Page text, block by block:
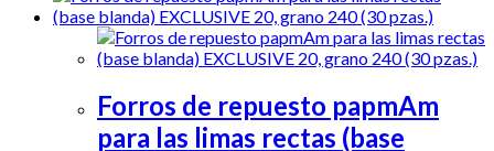
Forros de repuesto papmAm
para las limas rectas (base